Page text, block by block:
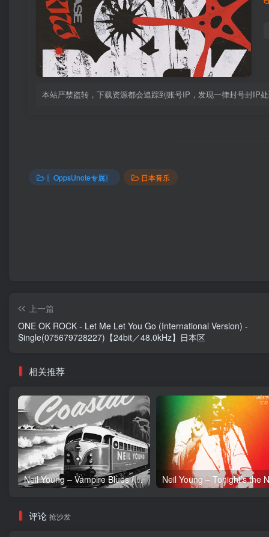
本站严禁盗转，下载资源都会追踪到账号IP，发现一律封号封IP
〖OppsUnote专属〗 日本音乐
上一篇
ONE OK ROCK - Let Me Let You Go (International Version) -
Single(075679728227)【24bit／48.0kHz】日本区
相关推荐
Neil Young – Vampire Blues (Live) – Single(054391239303)【24bit／96.0kHz】土耳其区
评论 抢沙发